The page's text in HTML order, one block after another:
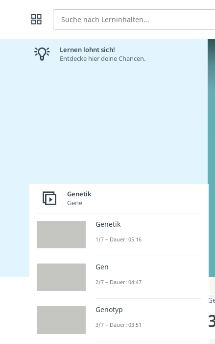
Suche
Lernen lohnt sich!
Entdecke hier deine Chancen.
Genetik
Gene
Genetik
1/7 – Dauer: 05:16
Gen
2/7 – Dauer: 04:47
Genotyp
3/7 – Dauer: 03:51